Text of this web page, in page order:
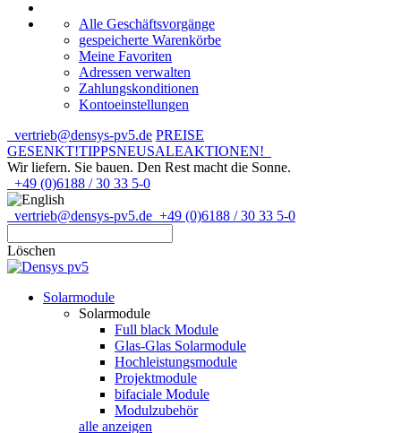
Alle Geschäftsvorgänge
gespeicherte Warenkörbe
Meine Favoriten
Adressen verwalten
Zahlungskonditionen
Kontoeinstellungen
vertrieb@densys-pv5.de PREISE
GESENKT!TIPPSNEUSALEAKTIONEN!
Wir liefern. Sie bauen. Den Rest macht die Sonne.
+49 (0)6188 / 30 33 5-0
vertrieb@densys-pv5.de +49 (0)6188 / 30 33 5-0
Löschen
Solarmodule
Solarmodule
Full black Module
Glas-Glas Solarmodule
Hochleistungsmodule
Projektmodule
bifaciale Module
Modulzubehör
alle anzeigen